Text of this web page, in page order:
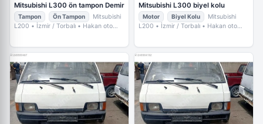
Mitsubishi L300 ön tampon Demir
Tampon Ön Tampon
Mitsubishi
L200 • İzmir / Torbalı • Hakan oto
Mitsubishi L300 biyel kolu
Motor Biyel Kolu
Mitsubishi
L200 • İzmir / Torbalı • Hakan oto